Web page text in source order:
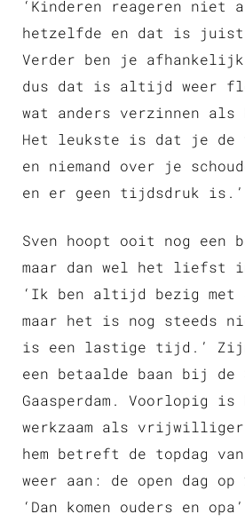
‘Kinderen reageren niet
hetzelfde en dat is
Verder ben je
dus dat is altijd weer
wat anders verzinnen als
Het leukste is dat je de
en niemand over je
en er geen tijdsdruk is.’
Sven hoopt ooit nog een
maar dan wel het liefst
‘Ik ben altijd bezig
maar het is nog steeds
is een lastige tijd.’
een betaalde baan bij de
Gaasperdam. Voorlopig
werkzaam als vrijwilliger
hem betreft de topdag
weer aan: de open dag op
‘Dan komen ouders en